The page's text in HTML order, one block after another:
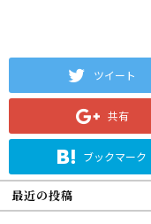
ツイート
共有
ブックマーク
最近の投稿